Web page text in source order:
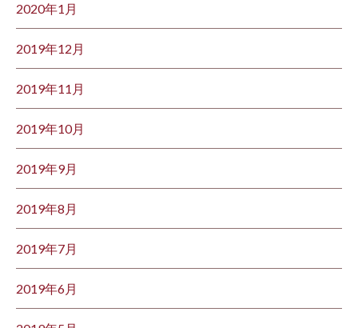
2020年1月
2019年12月
2019年11月
2019年10月
2019年9月
2019年8月
2019年7月
2019年6月